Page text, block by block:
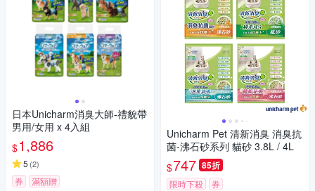
日本Unicharm消臭大師-禮貌帶
男用/女用 x 4入組
$1,886
5 (2)
券 滿額贈
Unicharm Pet 清新消臭 消臭抗
菌-沸石砂系列 貓砂 3.8L / 4L
$747 85折
限時下殺 券